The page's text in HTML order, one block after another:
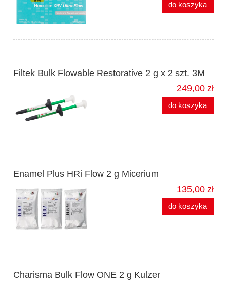
do koszyka
Filtek Bulk Flowable Restorative 2 g x 2 szt. 3M
249,00 zł
do koszyka
Enamel Plus HRi Flow 2 g Micerium
135,00 zł
do koszyka
Charisma Bulk Flow ONE 2 g Kulzer